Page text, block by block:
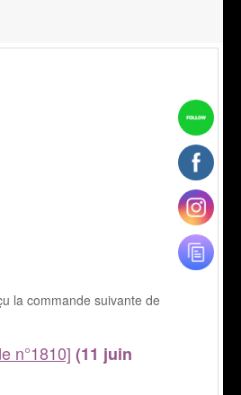
la commande suivante de
n°1810] (11 juin